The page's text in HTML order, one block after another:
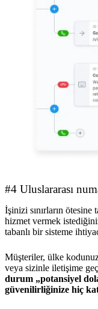
#4 Uluslararası
İşinizi sınırların ötesine
hizmet vermek
tabanlı bir sisteme
Müşteriler, ülke
veya sizinle iletişime
durum „potansiyel
güvenilirliğinize hiç